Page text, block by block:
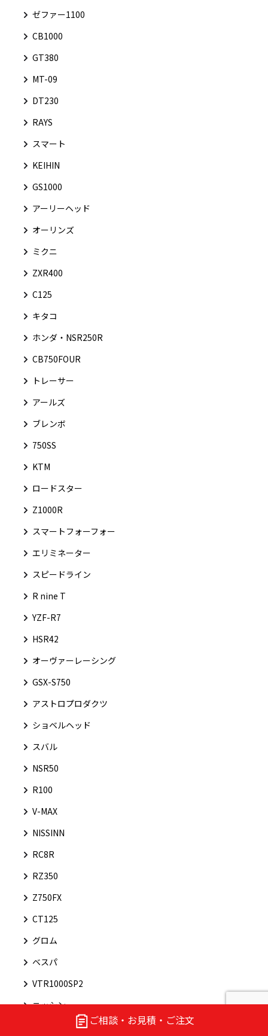
ご相談・お見積・ご注文
ゼファー1100
CB1000
GT380
MT-09
DT230
RAYS
スマート
KEIHIN
GS1000
アーリーヘッド
オーリンズ
ミクニ
ZXR400
C125
キタコ
ホンダ・NSR250R
CB750FOUR
トレーサー
アールズ
ブレンボ
750SS
KTM
ロードスター
Z1000R
スマートフォーフォー
エリミネーター
スピードライン
R nine T
YZF-R7
HSR42
オーヴァーレーシング
GSX-S750
アストロプロダクツ
ショベルヘッド
スバル
NSR50
R100
V-MAX
NISSINN
RC8R
RZ350
Z750FX
CT125
グロム
ベスパ
VTR1000SP2
ニッシン